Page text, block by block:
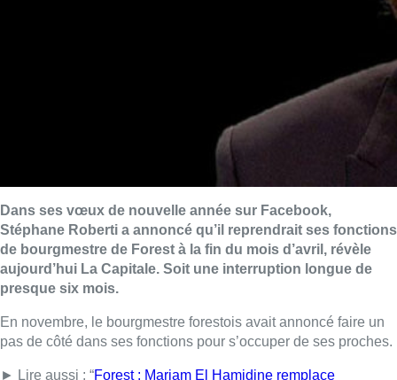
Dans ses vœux de nouvelle année sur Facebook,
Stéphane Roberti a annoncé qu’il reprendrait ses fonctions
de bourgmestre de Forest à la fin du mois d’avril, révèle
aujourd’hui La Capitale. Soit une interruption longue de
presque six mois.
En novembre, le bourgmestre forestois avait annoncé faire un
pas de côté dans ses fonctions pour s’occuper de ses proches.
► Lire aussi : “Forest : Mariam El Hamidine remplace